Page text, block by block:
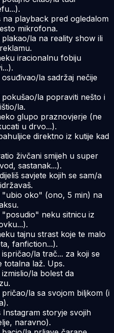
playback pred ogledalom
mikrofona.
la na reality show ili
iracionalnu fobiju
la sadržaj nečije
la popraviti nešto i
la.
glupo praznovjerje (ne
u drvo...).
direktno iz kutije kad
živčani smijeh u super
sastanak...).
savjete kojih se sam/a
"ubio oko" (ono, 5 min) na
neku sitnicu iz
tajnu strast koje te malo
fanfiction...).
la trač... za koji se
totalna laž. Ups.
la bolest da
la sa svojom biljkom (i
storyje svojih
naravno).